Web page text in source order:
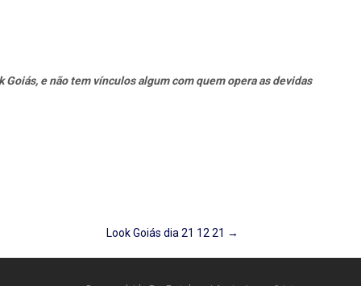
e não tem vínculos algum com quem opera as devidas
Look Goiás dia 21 12 21 →